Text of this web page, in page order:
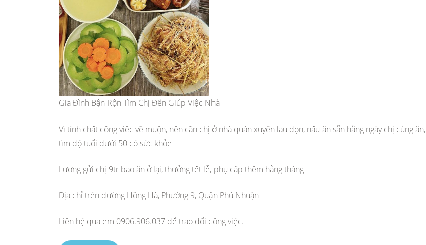
Gia Đình Bận Rộn Tìm Chị Đến Giúp Việc Nhà
Vì tính chất công việc về muộn, nên cần chị ở nhà quán xuyến lau dọn, nấu ăn sẵn hằng ngày chị cùng ăn,
tìm độ tuổi dưới 50 có sức khỏe
Lương gửi chị 9tr bao ăn ở lại, thưởng tết lễ, phụ cấp thêm hằng tháng
Địa chỉ trên đường Hồng Hà, Phường 9, Quận Phú Nhuận
Liên hệ qua em 0906.906.037 để trao đổi công việc.